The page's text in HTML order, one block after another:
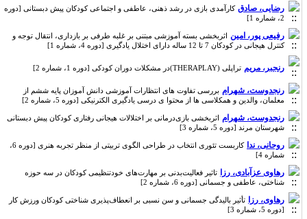
رضایی، صادق کارآمدی بازی در رشد ذهنی، عاطفی و اجتماعی کودکان پیش دبستانی [دوره
2، شماره 1]
رفیعی پور، امین اثربخشی بسته آموزشی مبتنی بر غلبه طرفی بر بازداری، انتقال توجه و
کنترل هیجانی در کودکان 7 تا 12 ساله دارای اختلال یادگیری [دوره 4، شماره 1]
رنجبر، مریم تراپلی (THERAPLAY)در مشکلات دوران کودکی [دوره 1، شماره 2]
رنجدوست، شهرام بررسی تفاوت های انتظارات آموزشی دانش آموزان پایه ششم از
معلمان، والدین و همکلاسی ها از محتوا ی درسی یادگیری الکترنیکی [دوره 5، شماره 2]
رنجدوست، شهرام اثربخشی بازی‌درمانی بر اختلالات هیجانی رفتاری کودکان پیش دبستانی
شهرستان مرند [دوره 5، شماره 3]
روحانی، ندا
کاربست تئوری انتخاب در طراحی الگوی تربیتی از منظر تجربه هنری [دوره 6،
شماره 4]
رهاوی عزآبادی، رزا تاثیر فعالیت‌بدنی بر مهارت‌های خودتنظیمی کودکان در سه حوزه
شناختی، عاطفی و جسمانی [دوره 6، شماره 2]
رهاوی، رزا تأثیر بالیدگی جسمانی و سن نسبی بر انعطاف‌پذیری شناختی کودکان ورزش کار
[دوره 5، شماره 3]